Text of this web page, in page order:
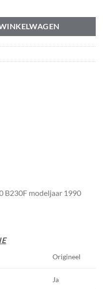
B230F modeljaar 1990
Origineel
Ja